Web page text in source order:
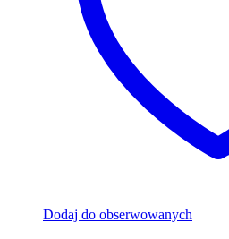
Dodaj do obserwowanych